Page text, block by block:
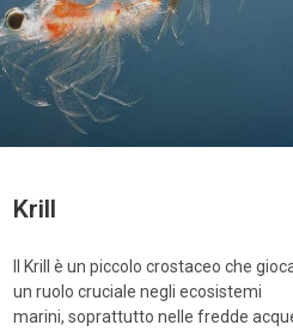
Krill
Il Krill è un piccolo crostaceo che
un ruolo cruciale negli ecosistemi
marini, soprattutto nelle fredde